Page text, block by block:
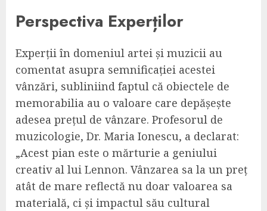
Perspectiva Experților
Experții în domeniul artei și muzicii au
comentat asupra semnificației acestei
vânzări, subliniind faptul că obiectele de
memorabilia au o valoare care depășește
adesea prețul de vânzare. Profesorul de
muzicologie, Dr. Maria Ionescu, a declarat:
„Acest pian este o mărturie a geniului
creativ al lui Lennon. Vânzarea sa la un preț
atât de mare reflectă nu doar valoarea sa
materială, ci și impactul său cultural